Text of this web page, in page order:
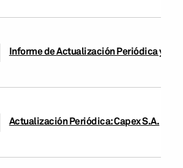
Informe de Actualización Periódica y
Actualización Periódica: Capex S.A.